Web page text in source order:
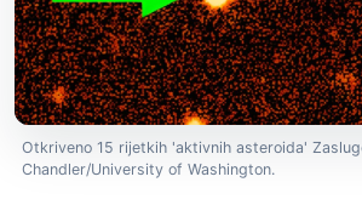
Otkriveno 15 rijetkih 'aktivnih asteroida'
Chandler/University of Washington.